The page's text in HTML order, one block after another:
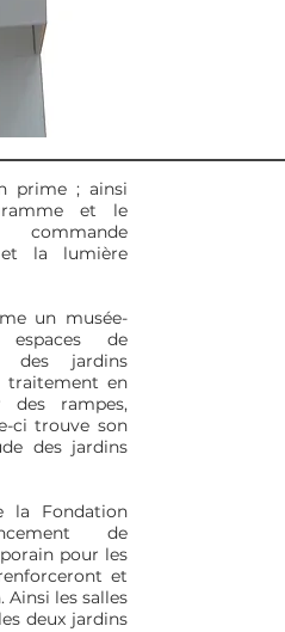
prime ; ainsi
et le
et la lumière
un musée-
de
des jardins
traitement en
des rampes,
ci trouve son
des jardins
la Fondation
de
pour les
et
les salles
deux jardins